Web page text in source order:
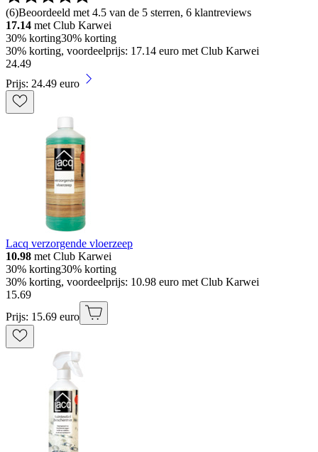
(6)Beoordeeld met 4.5 van de 5 sterren, 6 klantreviews
17.14 met Club Karwei
30% korting30% korting
30% korting, voordeelprijs: 17.14 euro met Club Karwei
24.49
Prijs: 24.49 euro
Lacq verzorgende vloerzeep
10.98 met Club Karwei
30% korting30% korting
30% korting, voordeelprijs: 10.98 euro met Club Karwei
15.69
Prijs: 15.69 euro